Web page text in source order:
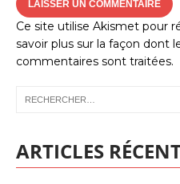
Ce site utilise Akismet pour
savoir plus sur la façon dont
commentaires sont traitées.
ARTICLES